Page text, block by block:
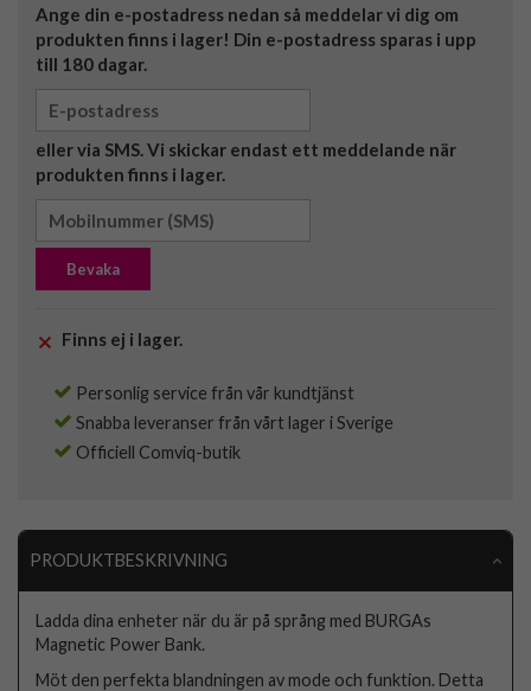
Ange din e-postadress nedan så meddelar vi dig om
produkten finns i lager! Din e-postadress sparas i upp
till 180 dagar.
eller via SMS. Vi skickar endast ett meddelande när
produkten finns i lager.
Bevaka
Finns ej i lager.
Personlig service från vår kundtjänst
Snabba leveranser från vårt lager i Sverige
Officiell Comviq-butik
PRODUKTBESKRIVNING
Ladda dina enheter när du är på språng med BURGAs
Magnetic Power Bank.
Möt den perfekta blandningen av mode och funktion. Detta